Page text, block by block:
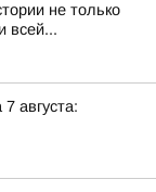
не только
всей...
августа: